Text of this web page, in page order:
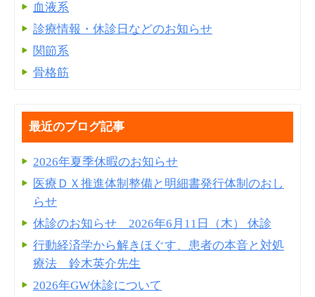
血液系
診療情報・休診日などのお知らせ
関節系
骨格筋
最近のブログ記事
2026年夏季休暇のお知らせ
医療ＤＸ推進体制整備と明細書発⾏体制のおし
らせ
休診のお知らせ 2026年6月11日（木） 休診
行動経済学から解きほぐす、患者の本音と対処
療法 鈴木英介先生
2026年GW休診について